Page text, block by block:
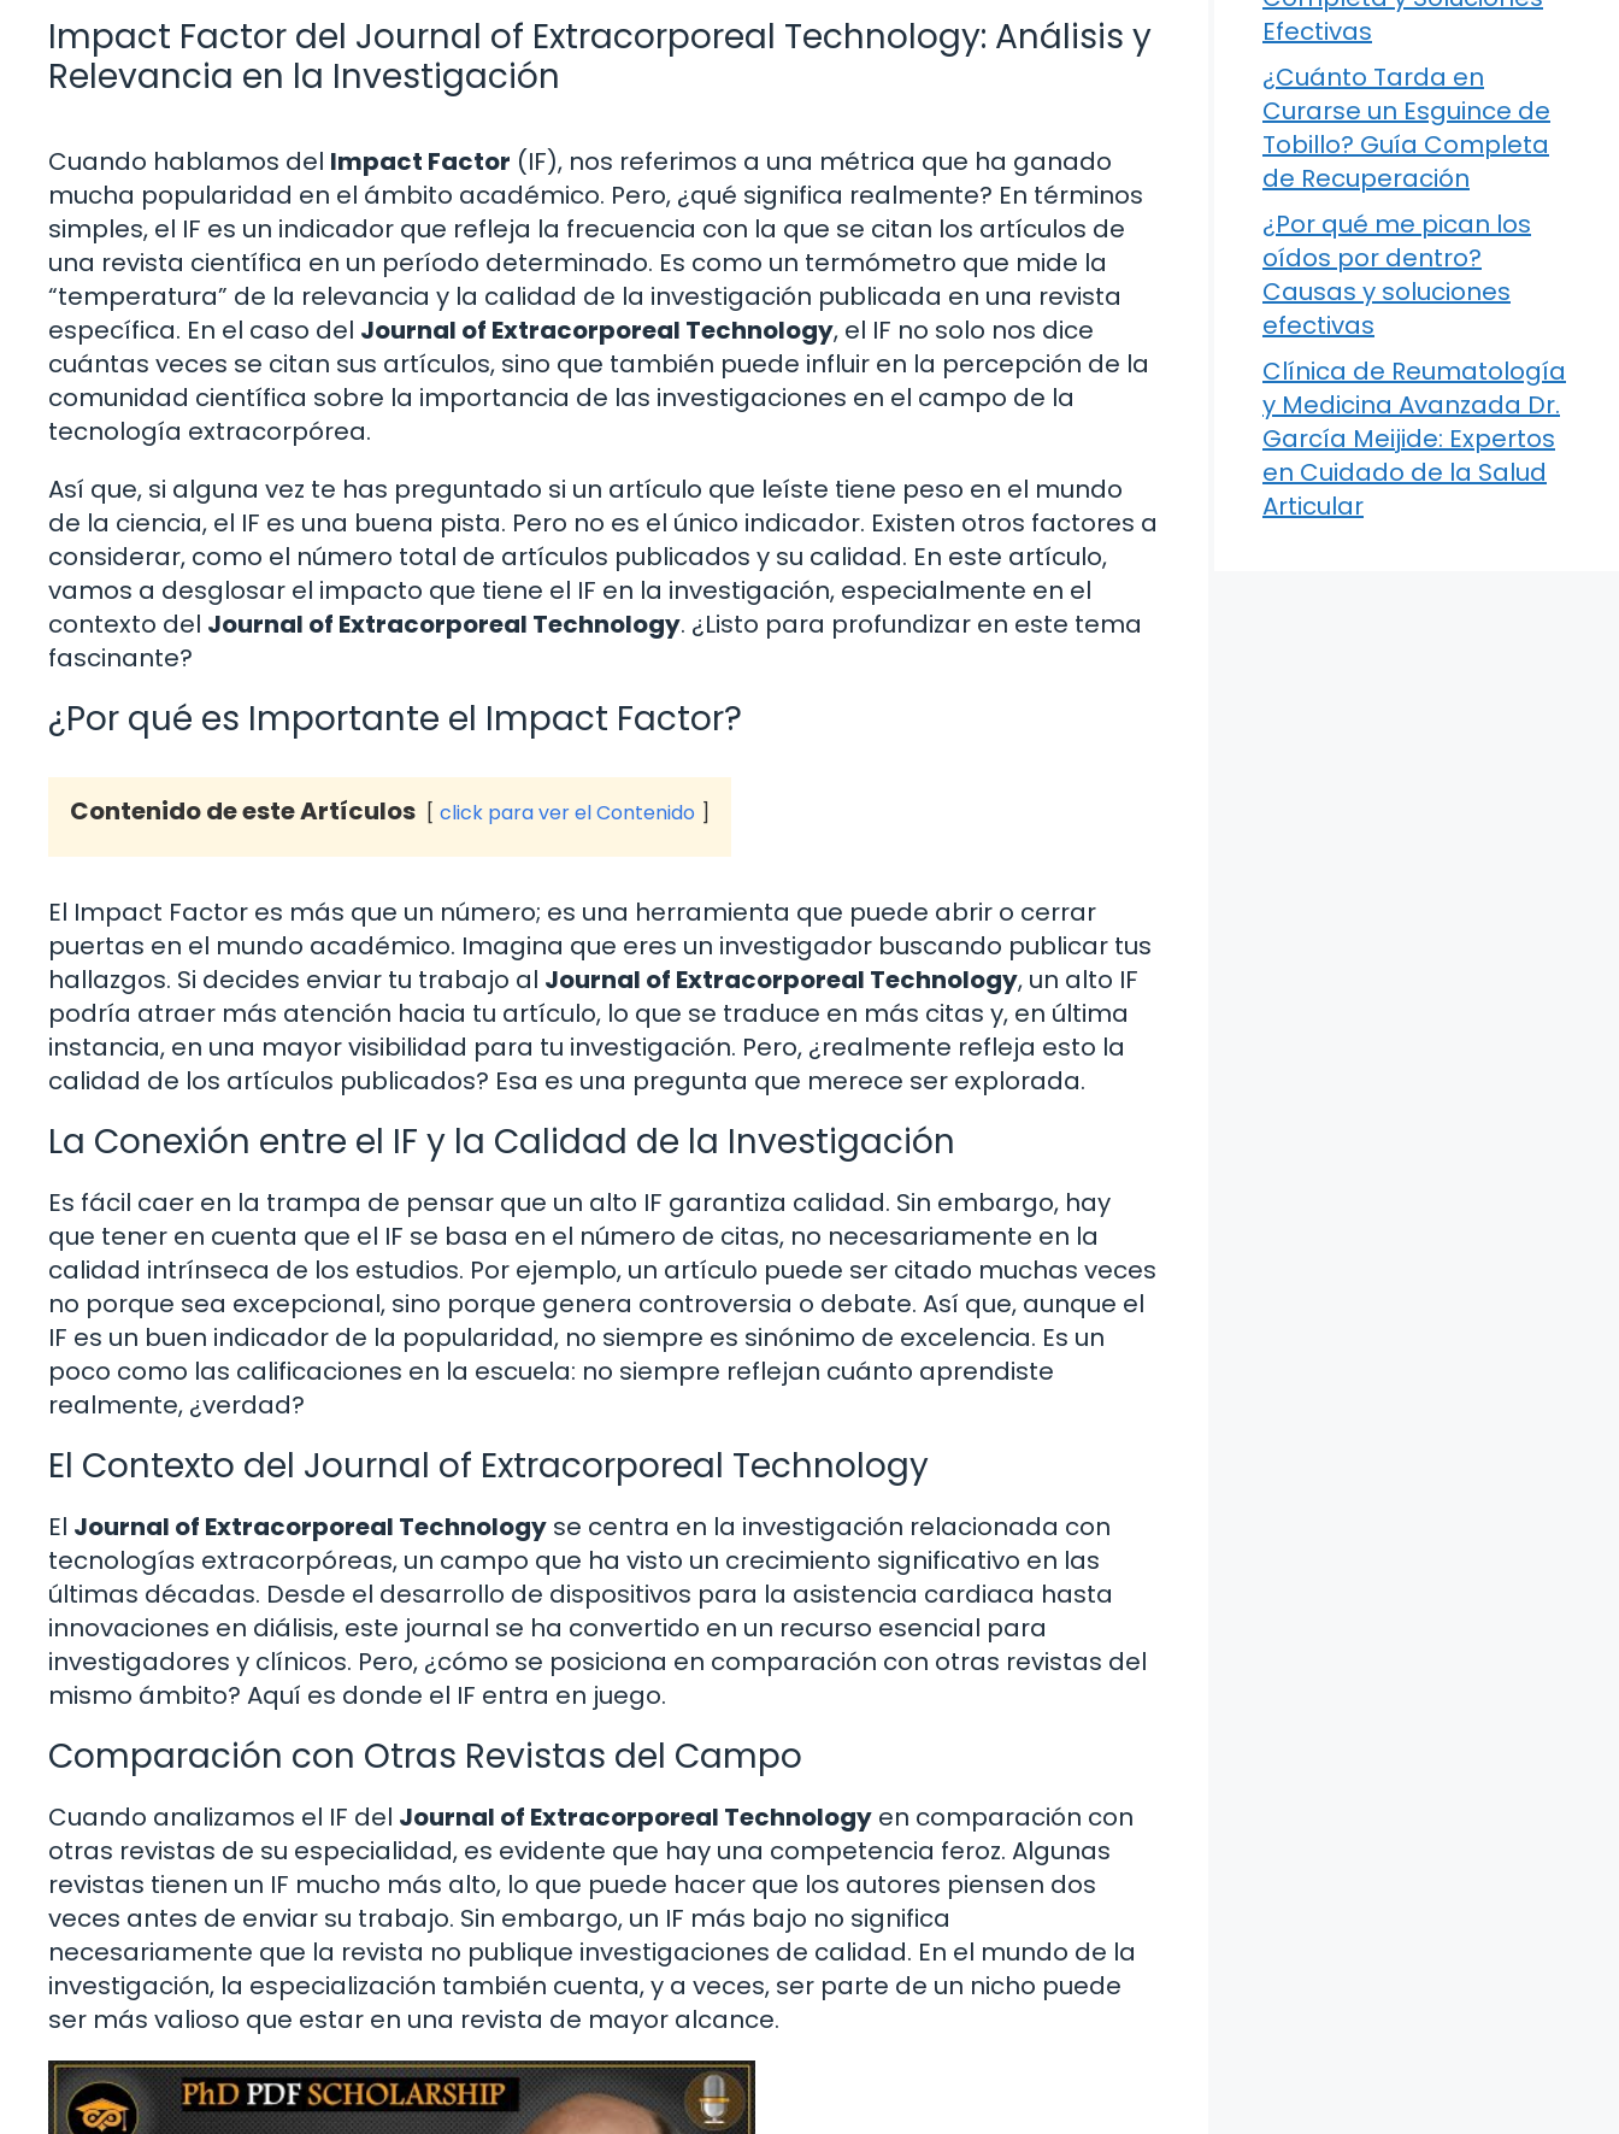
Impact Factor del Journal of Extracorporeal Technology: Análisis y
Relevancia en la Investigación
Cuando hablamos del Impact Factor (IF), nos referimos a una métrica que ha ganado
mucha popularidad en el ámbito académico. Pero, ¿qué significa realmente? En términos
simples, el IF es un indicador que refleja la frecuencia con la que se citan los artículos de
una revista científica en un período determinado. Es como un termómetro que mide la
“temperatura” de la relevancia y la calidad de la investigación publicada en una revista
específica. En el caso del Journal of Extracorporeal Technology, el IF no solo nos dice
cuántas veces se citan sus artículos, sino que también puede influir en la percepción de la
comunidad científica sobre la importancia de las investigaciones en el campo de la
tecnología extracorpórea.
Así que, si alguna vez te has preguntado si un artículo que leíste tiene peso en el mundo
de la ciencia, el IF es una buena pista. Pero no es el único indicador. Existen otros factores a
considerar, como el número total de artículos publicados y su calidad. En este artículo,
vamos a desglosar el impacto que tiene el IF en la investigación, especialmente en el
contexto del Journal of Extracorporeal Technology. ¿Listo para profundizar en este tema
fascinante?
¿Por qué es Importante el Impact Factor?
Contenido de este Artículos click para ver el Contenido
El Impact Factor es más que un número; es una herramienta que puede abrir o cerrar
puertas en el mundo académico. Imagina que eres un investigador buscando publicar tus
hallazgos. Si decides enviar tu trabajo al Journal of Extracorporeal Technology, un alto IF
podría atraer más atención hacia tu artículo, lo que se traduce en más citas y, en última
instancia, en una mayor visibilidad para tu investigación. Pero, ¿realmente refleja esto la
calidad de los artículos publicados? Esa es una pregunta que merece ser explorada.
La Conexión entre el IF y la Calidad de la Investigación
Es fácil caer en la trampa de pensar que un alto IF garantiza calidad. Sin embargo, hay
que tener en cuenta que el IF se basa en el número de citas, no necesariamente en la
calidad intrínseca de los estudios. Por ejemplo, un artículo puede ser citado muchas veces
no porque sea excepcional, sino porque genera controversia o debate. Así que, aunque el
IF es un buen indicador de la popularidad, no siempre es sinónimo de excelencia. Es un
poco como las calificaciones en la escuela: no siempre reflejan cuánto aprendiste
realmente, ¿verdad?
El Contexto del Journal of Extracorporeal Technology
El Journal of Extracorporeal Technology se centra en la investigación relacionada con
tecnologías extracorpóreas, un campo que ha visto un crecimiento significativo en las
últimas décadas. Desde el desarrollo de dispositivos para la asistencia cardiaca hasta
innovaciones en diálisis, este journal se ha convertido en un recurso esencial para
investigadores y clínicos. Pero, ¿cómo se posiciona en comparación con otras revistas del
mismo ámbito? Aquí es donde el IF entra en juego.
Comparación con Otras Revistas del Campo
Cuando analizamos el IF del Journal of Extracorporeal Technology en comparación con
otras revistas de su especialidad, es evidente que hay una competencia feroz. Algunas
revistas tienen un IF mucho más alto, lo que puede hacer que los autores piensen dos
veces antes de enviar su trabajo. Sin embargo, un IF más bajo no significa
necesariamente que la revista no publique investigaciones de calidad. En el mundo de la
investigación, la especialización también cuenta, y a veces, ser parte de un nicho puede
ser más valioso que estar en una revista de mayor alcance.
Efectivas
¿Cuánto Tarda en
Curarse un Esguince de
Tobillo? Guía Completa
de Recuperación
¿Por qué me pican los
oídos por dentro?
Causas y soluciones
efectivas
Clínica de Reumatología
y Medicina Avanzada Dr.
García Meijide: Expertos
en Cuidado de la Salud
Articular